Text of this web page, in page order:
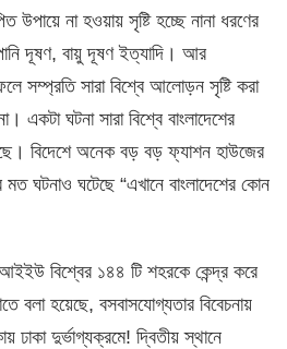
উপায়ে না হওয়ায় সৃষ্টি হচ্ছে নানা ধরণের
দূষণ, বায়ু দূষণ ইত্যাদি। আর
সম্প্রতি সারা বিশ্বে আলোড়ন সৃষ্টি করা
একটা ঘটনা সারা বিশ্বে বাংলাদেশের
বিদেশে অনেক বড় বড় ফ্যাশন হাউজের
ঘটনাও ঘটেছে “এখানে বাংলাদেশের কোন
বিশ্বের ১৪৪ টি শহরকে কেন্দ্র করে
বলা হয়েছে, বসবাসযোগ্যতার বিবেচনায়
ঢাকা দুর্ভাগ্যক্রমে! দ্বিতীয় স্থানে